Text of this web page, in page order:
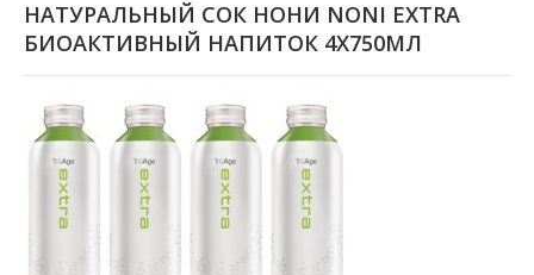
НАТУРАЛЬНЫЙ СОК НОНИ NONI EXTRA
БИОАКТИВНЫЙ НАПИТОК 4X750МЛ